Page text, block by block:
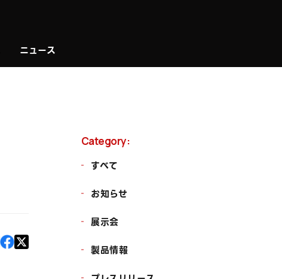
ニュース
Category:
すべて
お知らせ
展示会
製品情報